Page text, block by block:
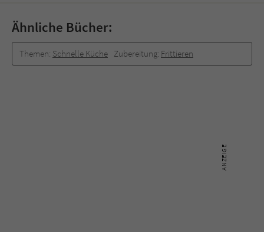
Ähnliche Bücher:
Themen: Schnelle Küche Zubereitung: Frittieren